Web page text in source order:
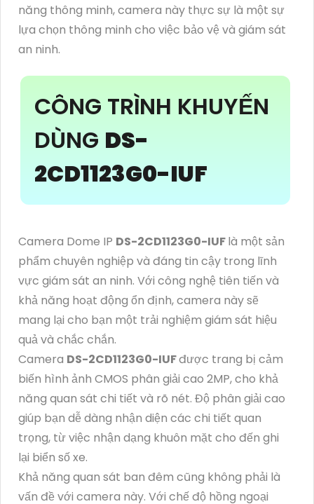
năng thông minh, camera này thực sự là một sự
lựa chọn thông minh cho việc bảo vệ và giám sát
an ninh.
CÔNG TRÌNH KHUYẾN
DÙNG DS-
2CD1123G0-IUF
Camera Dome IP DS-2CD1123G0-IUFlà một sản
phẩm chuyên nghiệp và đáng tin cậy trong lĩnh
vực giám sát an ninh. Với công nghệ tiên tiến và
khả năng hoạt động ổn định, camera này sẽ
mang lại cho bạn một trải nghiệm giám sát hiệu
quả và chắc chắn.
Camera DS-2CD1123G0-IUFđược trang bị cảm
biến hình ảnh CMOS phân giải cao 2MP, cho khả
năng quan sát chi tiết và rõ nét. Độ phân giải cao
giúp bạn dễ dàng nhận diện các chi tiết quan
trọng, từ việc nhận dạng khuôn mặt cho đến ghi
lại biển số xe.
Khả năng quan sát ban đêm cũng không phải là
vấn đề với camera này. Với chế độ hồng ngoại